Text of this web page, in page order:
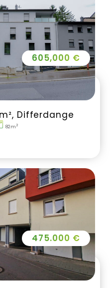
Differdange
82m2
605,000 €
475.000 €